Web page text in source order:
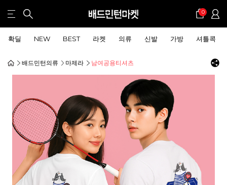
0
확딜 NEW BEST 라켓 의류 신발 가방 셔틀콕
배드민턴의류 마제라 남여공용티셔츠